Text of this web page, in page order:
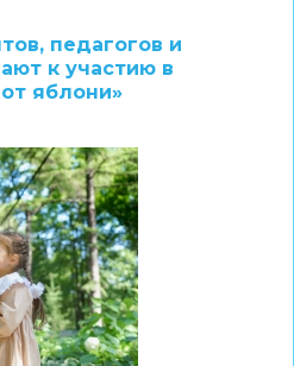
педагогов и
к участию в
яблони»